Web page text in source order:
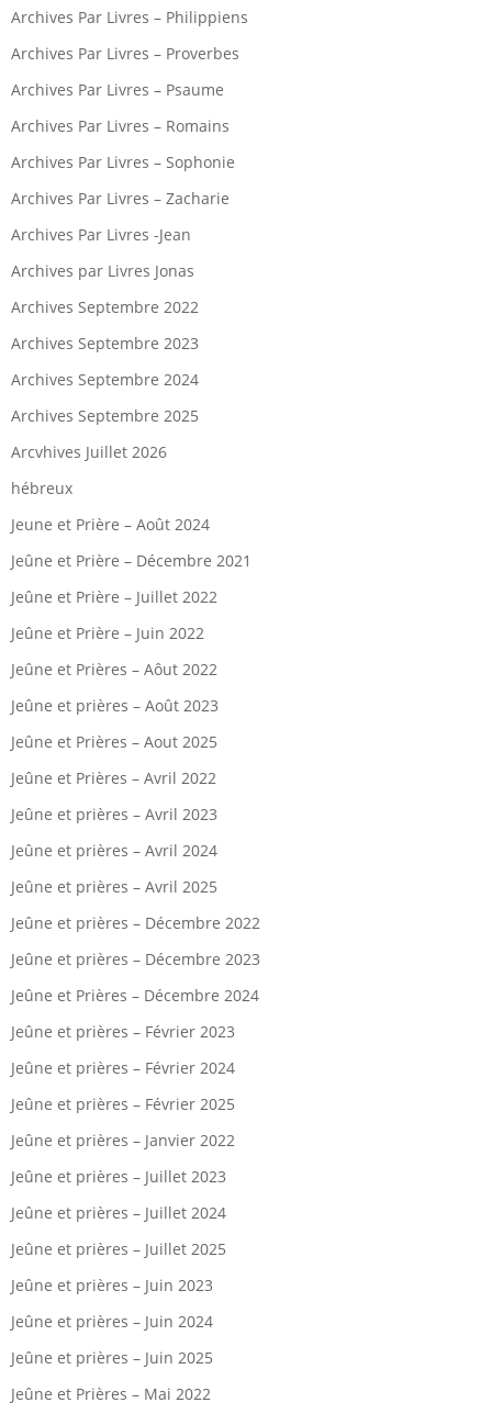
Archives Par Livres – Philippiens
Archives Par Livres – Proverbes
Archives Par Livres – Psaume
Archives Par Livres – Romains
Archives Par Livres – Sophonie
Archives Par Livres – Zacharie
Archives Par Livres -Jean
Archives par Livres Jonas
Archives Septembre 2022
Archives Septembre 2023
Archives Septembre 2024
Archives Septembre 2025
Arcvhives Juillet 2026
hébreux
Jeune et Prière – Août 2024
Jeûne et Prière – Décembre 2021
Jeûne et Prière – Juillet 2022
Jeûne et Prière – Juin 2022
Jeûne et Prières – Aôut 2022
Jeûne et prières – Août 2023
Jeûne et Prières – Aout 2025
Jeûne et Prières – Avril 2022
Jeûne et prières – Avril 2023
Jeûne et prières – Avril 2024
Jeûne et prières – Avril 2025
Jeûne et prières – Décembre 2022
Jeûne et prières – Décembre 2023
Jeûne et Prières – Décembre 2024
Jeûne et prières – Février 2023
Jeûne et prières – Février 2024
Jeûne et prières – Février 2025
Jeûne et prières – Janvier 2022
Jeûne et prières – Juillet 2023
Jeûne et prières – Juillet 2024
Jeûne et prières – Juillet 2025
Jeûne et prières – Juin 2023
Jeûne et prières – Juin 2024
Jeûne et prières – Juin 2025
Jeûne et Prières – Mai 2022